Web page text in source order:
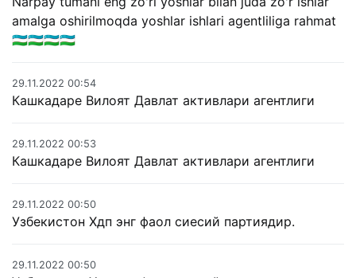
amalga oshirilmoqda yoshlar ishlari agentliliga rahmat
🇺🇿🇺🇿🇺🇿🇺🇿
29.11.2022 00:54
Кашкадаре Вилоят Давлат активлари агентлиги
29.11.2022 00:53
Кашкадаре Вилоят Давлат активлари агентлиги
29.11.2022 00:50
Узбекистон Хдп энг фаол сиесий партиядир.
29.11.2022 00:50